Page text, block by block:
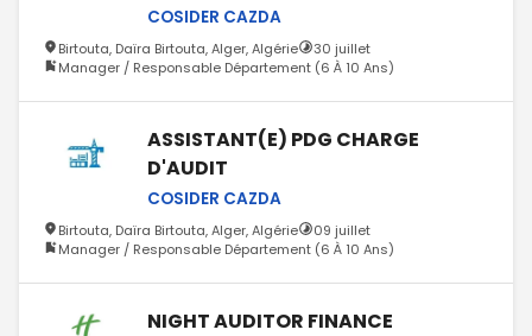
COSIDER CAZDA
Birtouta, Daïra Birtouta, Alger, Algérie
30 juillet
Manager / Responsable Département (6 À 10 Ans)
ASSISTANT(E) PDG CHARGE
D'AUDIT
COSIDER CAZDA
Birtouta, Daïra Birtouta, Alger, Algérie
09 juillet
Manager / Responsable Département (6 À 10 Ans)
NIGHT AUDITOR FINANCE